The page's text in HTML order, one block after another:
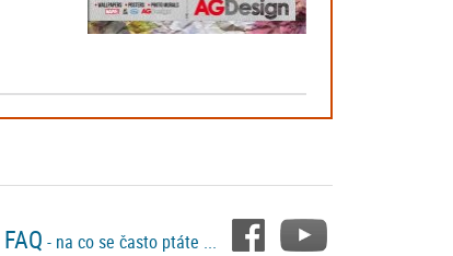
FAQ - na co se často ptáte ...